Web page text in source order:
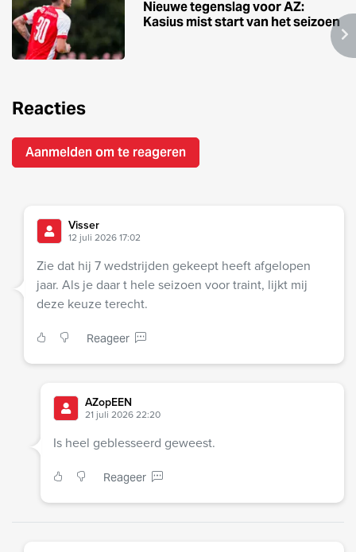
Nieuwe tegenslag voor AZ:
Kasius mist start van het seizoen
Reacties
Aanmelden om te reageren
Visser
12 juli 2026 17:02
Zie dat hij 7 wedstrijden gekeept heeft afgelopen
jaar. Als je daar t hele seizoen voor traint, lijkt mij
deze keuze terecht.
Reageer
AZopEEN
21 juli 2026 22:20
Is heel geblesseerd geweest.
Reageer